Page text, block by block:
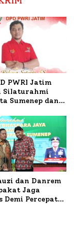
PWRI Jatim
Silaturahmi
Sumenep dan
Pers
dan Danrem
Jaga
Demi Percepat